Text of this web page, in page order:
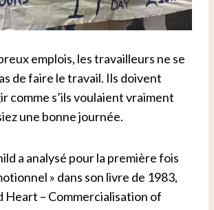
emplois, les travailleurs ne se
de faire le travail. Ils doivent
comme s’ils voulaient vraiment
une bonne journée.
a analysé pour la première fois
» dans son livre de 1983,
Heart – Commercialisation of